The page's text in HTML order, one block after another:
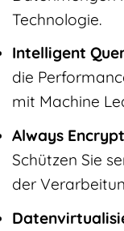
Technologie.
Intelligent
die
mit Machine
Always
Schützen Sie
der